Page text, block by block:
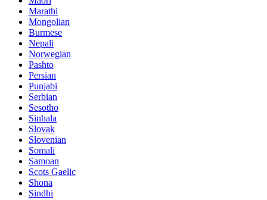
Marathi
Mongolian
Burmese
Nepali
Norwegian
Pashto
Persian
Punjabi
Serbian
Sesotho
Sinhala
Slovak
Slovenian
Somali
Samoan
Scots Gaelic
Shona
Sindhi